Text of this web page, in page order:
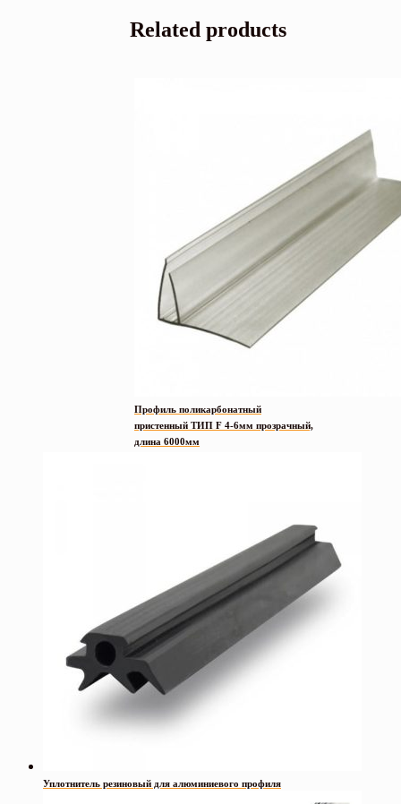
Related products
Профиль поликарбонатный
пристенный ТИП F 4-6мм прозрачный,
длина 6000мм
Уплотнитель резиновый для алюминиевого профиля